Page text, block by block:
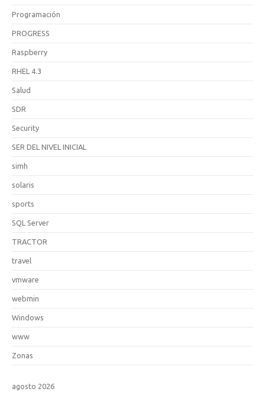
Programación
PROGRESS
Raspberry
RHEL 4.3
Salud
SDR
Security
SER DEL NIVEL INICIAL
simh
solaris
sports
SQL Server
TRACTOR
travel
vmware
webmin
Windows
www
Zonas
agosto 2026